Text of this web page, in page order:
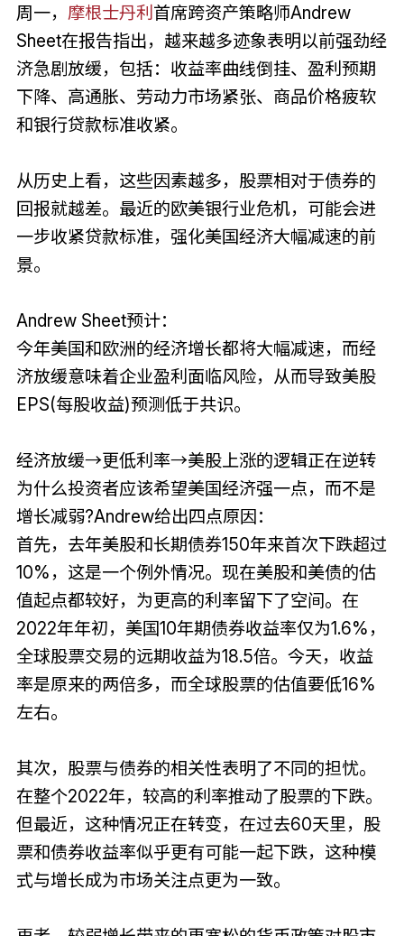
周一， 摩根士丹利首席跨资产策略师Andrew
Sheet在报告指出，越来越多迹象表明以前强劲经
济急剧放缓，包括：收益率曲线倒挂、盈利预期
下降、高通胀、劳动力市场紧张、商品价格疲软
和银行贷款标准收紧。
从历史上看，这些因素越多，股票相对于债券的
回报就越差。最近的欧美银行业危机，可能会进
一步收紧贷款标准，强化美国经济大幅减速的前
景。
Andrew Sheet预计：
今年美国和欧洲的经济增长都将大幅减速，而经
济放缓意味着企业盈利面临风险，从而导致美股
EPS(每股收益)预测低于共识。
经济放缓→更低利率→美股上涨的逻辑正在逆转
为什么投资者应该希望美国经济强一点，而不是
增长减弱?Andrew给出四点原因：
首先，去年美股和长期债券150年来首次下跌超过
10%，这是一个例外情况。现在美股和美债的估
值起点都较好，为更高的利率留下了空间。在
2022年年初，美国10年期债券收益率仅为1.6%，
全球股票交易的远期收益为18.5倍。今天，收益
率是原来的两倍多，而全球股票的估值要低16%
左右。
其次，股票与债券的相关性表明了不同的担忧。
在整个2022年，较高的利率推动了股票的下跌。
但最近，这种情况正在转变，在过去60天里，股
票和债券收益率似乎更有可能一起下跌，这种模
式与增长成为市场关注点更为一致。